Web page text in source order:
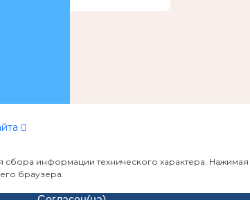
сбора информации технического характера.
браузера.